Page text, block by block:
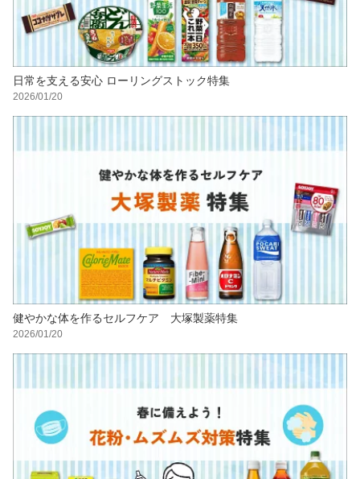
日常を支える安心 ローリングストック特集
2026/01/20
健やかな体を作るセルフケア 大塚製薬特集
2026/01/20